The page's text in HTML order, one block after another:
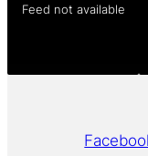
Feed not available